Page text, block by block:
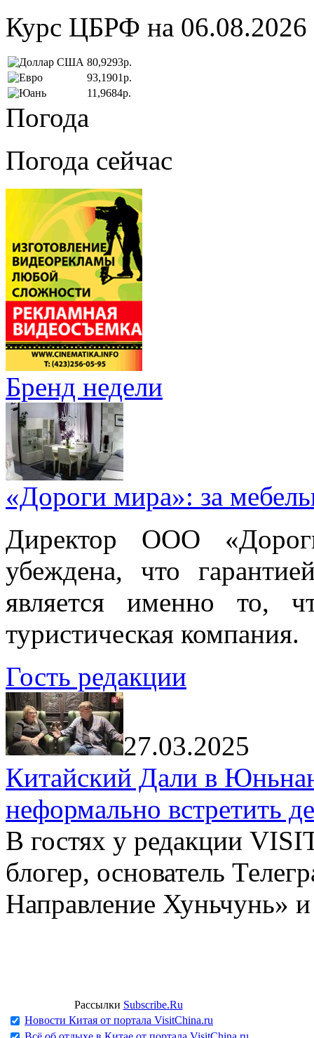
Курс ЦБРФ на 06.08.2026
80,9293р.
93,1901р.
11,9684р.
Погода
Погода сейчас
Бренд недели
«Дороги мира»: за
Директор ООО
убеждена, что
является именно то,
туристическая компания.
Гость редакции
27.03.2025
Китайский Дали в
неформально встретить
В гостях у редакции
блогер, основатель
Направление Хуньчунь»
Рассылки Subscribe.Ru
Новости Китая от портала VisitChina.ru